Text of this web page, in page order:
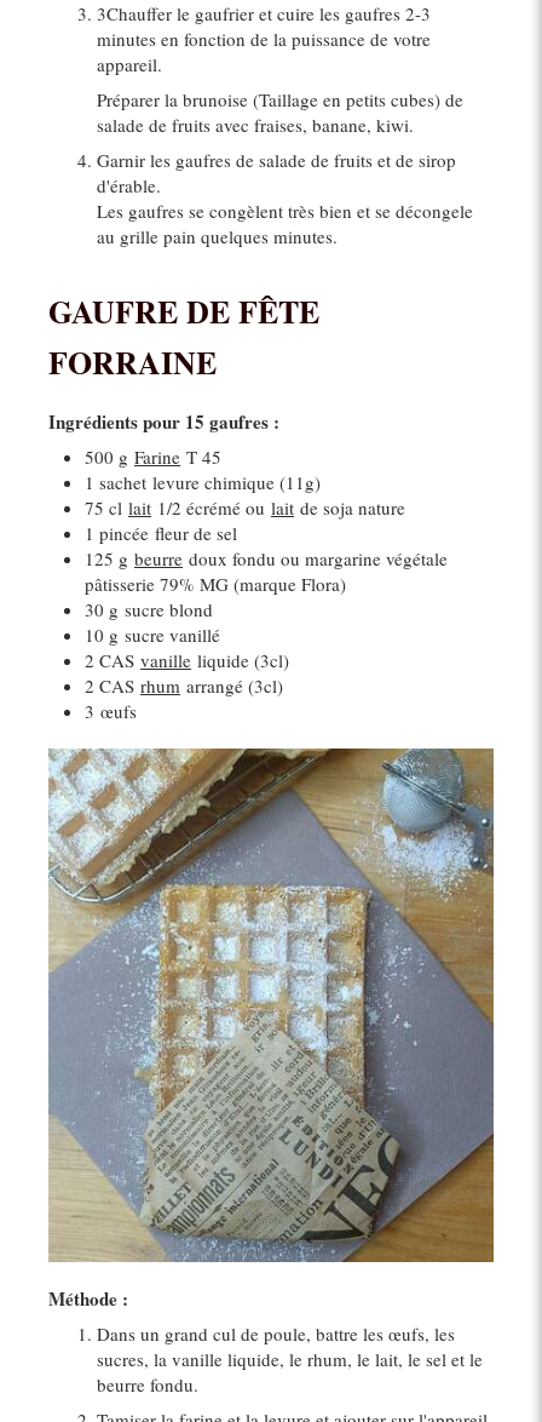
3Chauffer le gaufrier et cuire les gaufres 2-3
minutes en fonction de la puissance de votre
appareil.
Préparer la brunoise (Taillage en petits cubes) de
salade de fruits avec fraises, banane, kiwi.
Garnir les gaufres de salade de fruits et de sirop
d'érable.
Les gaufres se congèlent très bien et se décongele
au grille pain quelques minutes.
GAUFRE DE FÊTE
FORRAINE
Ingrédients pour 15 gaufres :
500 g Farine T 45
1 sachet levure chimique (11g)
75 cl lait 1/2 écrémé ou lait de soja nature
1 pincée fleur de sel
125 g beurre doux fondu ou margarine végétale
pâtisserie 79% MG (marque Flora)
30 g sucre blond
10 g sucre vanillé
2 CAS vanille liquide (3cl)
2 CAS rhum arrangé (3cl)
3 œufs
Méthode :
Dans un grand cul de poule, battre les œufs, les
sucres, la vanille liquide, le rhum, le lait, le sel et le
beurre fondu.